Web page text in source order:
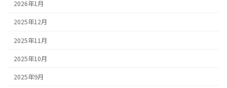
2026年1月
2025年12月
2025年11月
2025年10月
2025年9月